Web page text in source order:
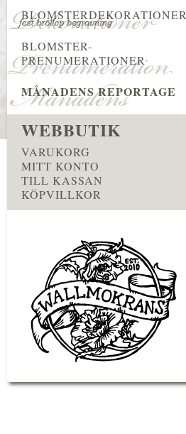
BLOMSTERDEKORATIONER
BLOMSTER-
PRENUMERATIONER
MÅNADENS REPORTAGE
WEBBUTIK
VARUKORG
MITT KONTO
TILL KASSAN
KÖPVILLKOR